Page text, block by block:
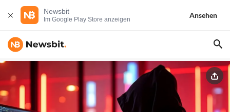
Newsbit
Im Google Play Store anzeigen
Ansehen